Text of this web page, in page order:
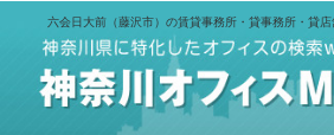
六会日大前（藤沢市）の賃貸事務所・貸事務所・貸